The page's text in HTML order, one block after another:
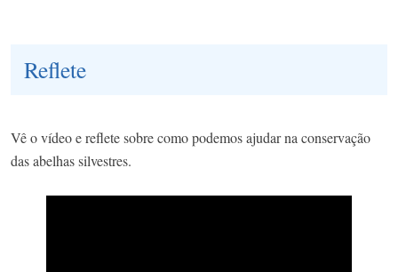
Reflete
Vê o vídeo e reflete sobre como podemos ajudar na conservação
das abelhas silvestres.